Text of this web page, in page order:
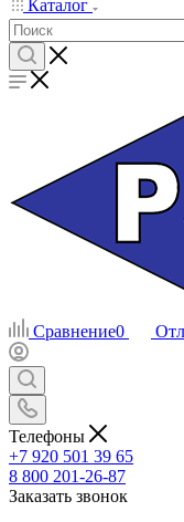
Каталог
Сравнение0
Телефоны
+7 920 501 39 65
8 800 201-26-87
Заказать звонок